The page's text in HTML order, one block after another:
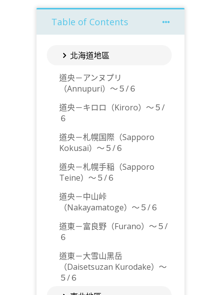
Table of Contents
北海道地區
道央－アンヌプリ
（Annupuri）～５/６
道央－キロロ（Kiroro）～５/
６
道央－札幌国際（Sapporo
Kokusai）～５/６
道央－札幌手稲（Sapporo
Teine）～５/６
道央－中山峠
（Nakayamatoge）～５/６
道東－富良野（Furano）～５/
６
道東－大雪山黑岳
（Daisetsuzan Kurodake）～
５/６